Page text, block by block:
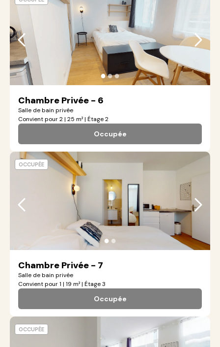
●●●
Chambre Privée - 6
Salle de bain privée
Convient pour 2 | 25 m² | Étage 2
Occupée
●●
Chambre Privée - 7
Salle de bain privée
Convient pour 1 | 19 m² | Étage 3
Occupée
OCCUPÉE
OCCUPÉE